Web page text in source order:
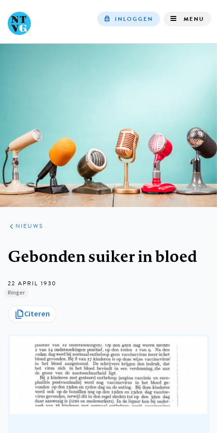
INLOGGEN MENU
ARTIKELEN
HET
KORT
NIEUWS
Gebonden suiker in bloed
22 APRIL 1930
Ringer
Citeren